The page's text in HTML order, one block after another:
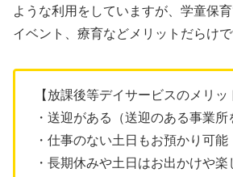
ような利用をしていますが、学童保
イベント、療育などメリットだらけで
【放課後等デイサービスのメリッ
・送迎がある（送迎のある事業所
・仕事のない土日もお預かり可能
・長期休みや土日はお出かけや